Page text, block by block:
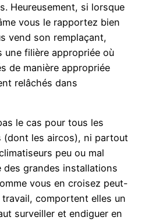
Heureusement, si lorsque
vous le rapportez bien
vend son remplaçant,
une filière appropriée où
de manière appropriée
relâchés dans
le cas pour tous les
(dont les aircos), ni partout
peu ou mal
des grandes installations
vous en croisez peut-
comportent elles un
surveiller et endiguer en